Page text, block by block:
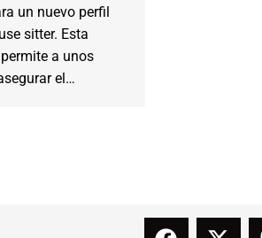
un nuevo perfil
sitter. Esta
a unos
el…